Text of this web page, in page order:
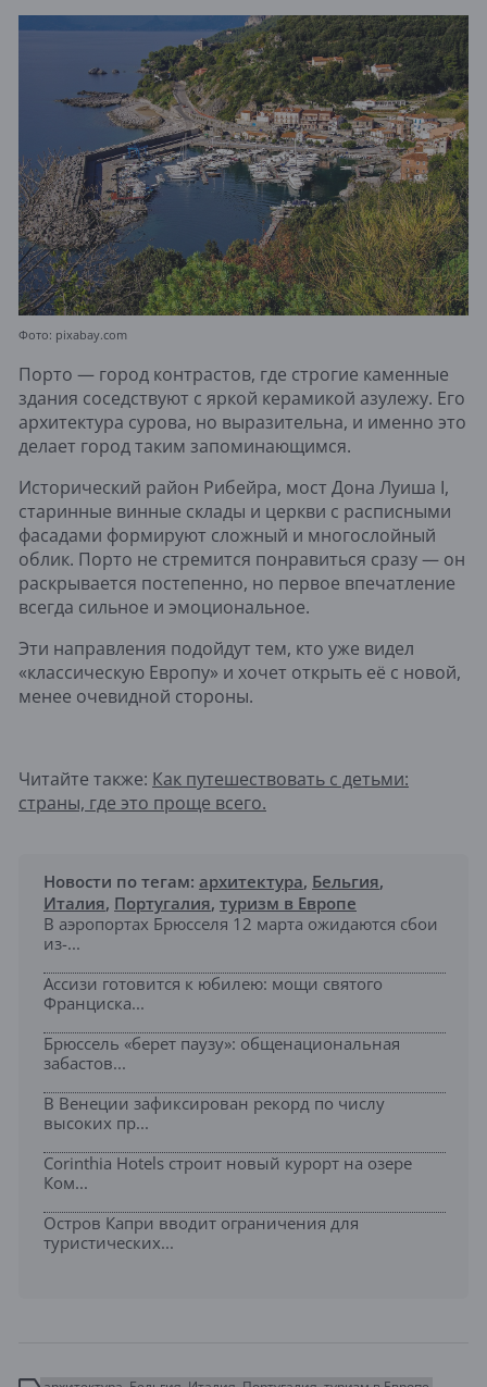
Фото: pixabay.com
Порто — город контрастов, где строгие каменные
здания соседствуют с яркой керамикой азулежу. Его
архитектура сурова, но выразительна, и именно это
делает город таким запоминающимся.
Исторический район Рибейра, мост Дона Луиша I,
старинные винные склады и церкви с расписными
фасадами формируют сложный и многослойный
облик. Порто не стремится понравиться сразу — он
раскрывается постепенно, но первое впечатление
всегда сильное и эмоциональное.
Эти направления подойдут тем, кто уже видел
«классическую Европу» и хочет открыть её с новой,
менее очевидной стороны.
Читайте также: Как путешествовать с детьми:
страны, где это проще всего.
Новости по тегам: архитектура, Бельгия,
Италия, Португалия, туризм в Европе
В аэропортах Брюсселя 12 марта ожидаются сбои
из-...
Ассизи готовится к юбилею: мощи святого
Франциска...
Брюссель «берет паузу»: общенациональная
забастов...
В Венеции зафиксирован рекорд по числу
высоких пр...
Corinthia Hotels строит новый курорт на озере
Ком...
Остров Капри вводит ограничения для
туристических...